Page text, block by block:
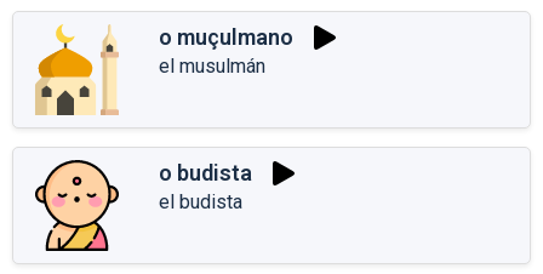
o muçulmano
el musulmán
o budista
el budista